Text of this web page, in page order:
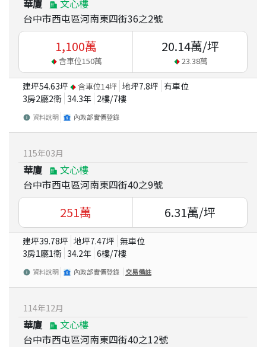
華廈
文心樓
台中市西屯區河南東四街36之2號
1,100萬
含車位150萬
20.14萬/坪
23.38萬
建坪54.63坪 含車位14坪 地坪7.8坪 有車位
3房2廳2衛 34.3年 2樓/7樓
資料說明 內政部實價登錄
115年03月
華廈
文心樓
台中市西屯區河南東四街40之9號
251萬 6.31萬/坪
建坪39.78坪 地坪7.47坪 無車位
3房1廳1衛 34.2年 6樓/7樓
資料說明 內政部實價登錄 交易備註
114年12月
華廈
文心樓
台中市西屯區河南東四街40之12號